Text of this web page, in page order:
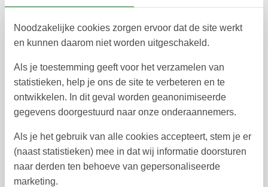
38 14 15 16 17 18 19
39 21 22 23 24 25 26
28 29
41
oktober 2026
ma di wo do vr za zo
2 3
Noodzakelijke cookies zorgen ervoor dat de site werkt
en kunnen daarom niet worden uitgeschakeld.
Als je toestemming geeft voor het verzamelen van
statistieken, help je ons de site te verbeteren en te
ontwikkelen. In dit geval worden geanonimiseerde
gegevens doorgestuurd naar onze onderaannemers.
Als je het gebruik van alle cookies accepteert, stem je er
(naast statistieken) mee in dat wij informatie doorsturen
naar derden ten behoeve van gepersonaliseerde
marketing.